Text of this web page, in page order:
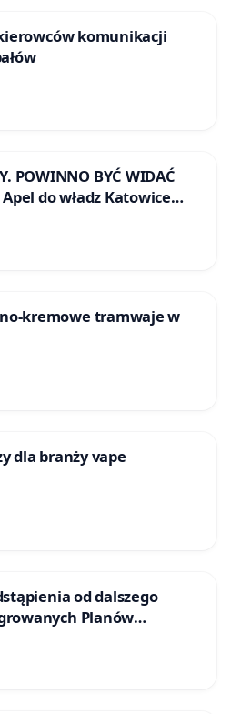
komunikacji
POWINNO BYĆ WIDAĆ
Apel do władz Katowice
do programu HIDDEN
– SŁONECZNIK –
kremowe tramwaje w
dla branży vape
od dalszego
Planów
– Barnasiówka” oraz